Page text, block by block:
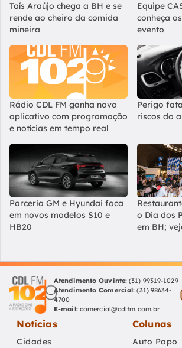
Taís Araújo chega a BH e se
rende ao cheiro da comida
mineira
Equipe
conheça
evento
Rádio CDL FM ganha novo
aplicativo com programação
e notícias em tempo real
Perigo
riscos do
Parceria GM e Hyundai foca
em novos modelos S10 e
HB20
o Dia dos
em BH;
Atendimento Ouvinte: (31) 99319-1029
Atendimento Comercial: (31) 98634-
4700
E-mail: comercial@cdlfm.com.br
Notícias
Cidades
Colunas
Auto Papo